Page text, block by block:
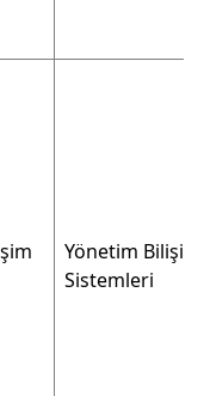
Yönetim Bilişim
Sistemleri